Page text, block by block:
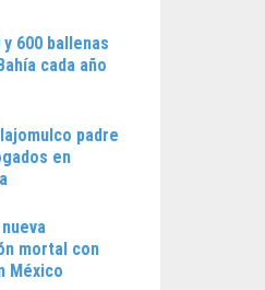
600 ballenas
cada año
padre
en
mortal con
México